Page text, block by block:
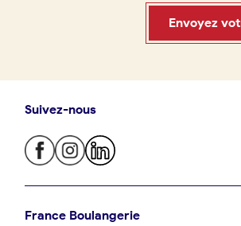
Je trouve ma boulangerie
09 86 23 49 09
Non, annuler
Envoyez
Suivez-nous
France Boulangerie